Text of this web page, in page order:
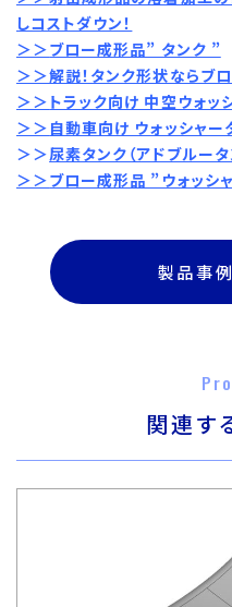
しコストダウン！
＞＞ブロー成形品” タンク ”
＞＞解説！タンク形状ならブロ
＞＞ トラック向け 中空ウォ
＞＞ 自動車向け ウォッシャ
＞＞尿素タンク（アドブルー
＞＞ブロー成形品 ”ウォッシ
製品事
関連す